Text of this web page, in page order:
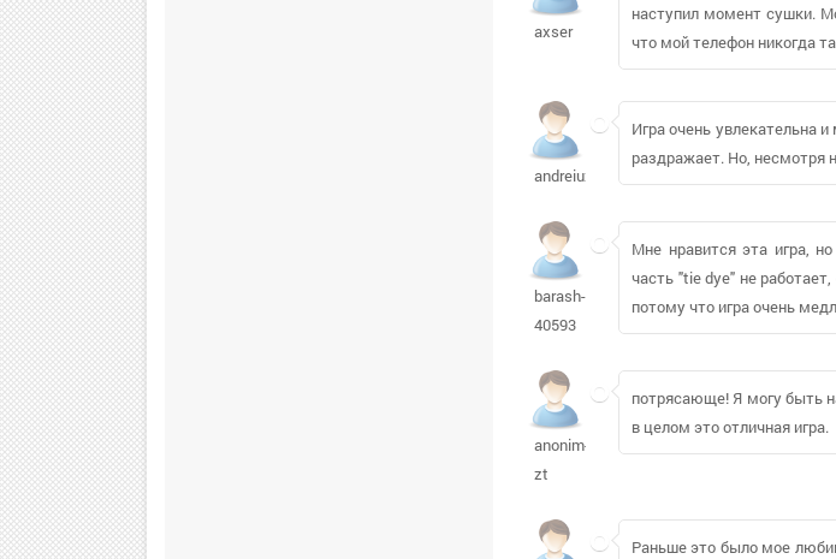
axser
наступил момент сушки.
что мой телефон никогда
andreiuxo522
Игра очень увлекательна
раздражает. Но, несмотря
barash-
40593
Мне нравится эта игра,
часть "tie dye" не
потому что игра очень
anonim-
zt
потрясающе! Я могу быть
в целом это отличная игра.
Раньше это было мое